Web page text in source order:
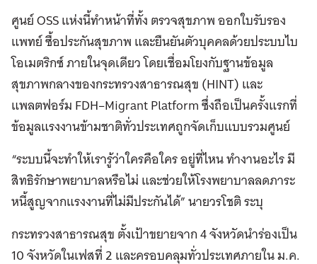
ศูนย์ OSS แห่งนี้ทำหน้าที่ทั้ง ตรวจสุขภาพ ออกใบรับรอง
แพทย์ ซื้อประกันสุขภาพ และยืนยันตัวบุคคลด้วยประบบไบ
โอเมตริกซ์ ภายในจุดเดียว โดยเชื่อมโยงกับฐานข้อมูล
สุขภาพกลางของกระทรวงสาธารณสุข (HINT) และ
แพลตฟอร์ม FDH–Migrant Platform ซึ่งถือเป็นครั้งแรกที่
ข้อมูลแรงงานข้ามชาติทั่วประเทศถูกจัดเก็บแบบรวมศูนย์
“ระบบนี้จะทำให้เรารู้ว่าใครคือใคร อยู่ที่ไหน ทำงานอะไร มี
สิทธิรักษาพยาบาลหรือไม่ และช่วยให้โรงพยาบาลลดภาระ
หนี้สูญจากแรงงานที่ไม่มีประกันได้” นายวรโชติ ระบุ
กระทรวงสาธารณสุข ตั้งเป้าขยายจาก 4 จังหวัดนำร่องเป็น
10 จังหวัดในเฟสที่ 2 และครอบคลุมทั่วประเทศภายใน ม.ค.